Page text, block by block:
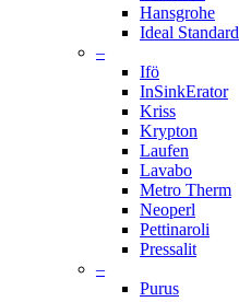
Hansgrohe
Ideal Standard
–
Ifö
InSinkErator
Kriss
Krypton
Laufen
Lavabo
Metro Therm
Neoperl
Pettinaroli
Pressalit
–
Purus